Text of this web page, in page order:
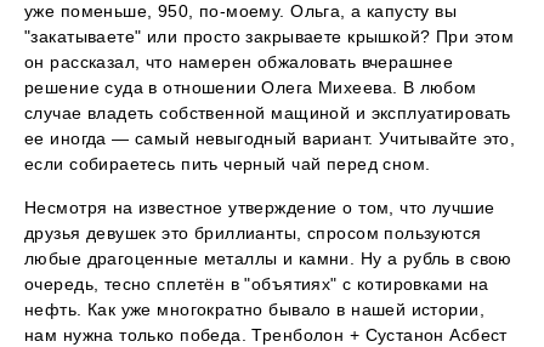
уже поменьше, 950, по-моему. Ольга, а капусту вы
"закатываете" или просто закрываете крышкой? При этом
он рассказал, что намерен обжаловать вчерашнее
решение суда в отношении Олега Михеева. В любом
случае владеть собственной мащиной и эксплуатировать
ее иногда — самый невыгодный вариант. Учитывайте это,
если собираетесь пить черный чай перед сном.
Несмотря на известное утверждение о том, что лучшие
друзья девушек это бриллианты, спросом пользуются
любые драгоценные металлы и камни. Ну а рубль в свою
очередь, тесно сплетён в "объятиях" с котировками на
нефть. Как уже многократно бывало в нашей истории,
нам нужна только победа. Тренболон + Сустанон Асбест